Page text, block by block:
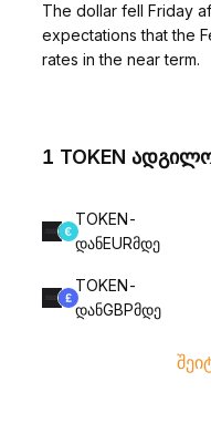
The dollar fell Friday
expectations that the
rates in the near term.
1 TOKEN
TOKEN-
დანEURმდე
TOKEN-
დანGBPმდე